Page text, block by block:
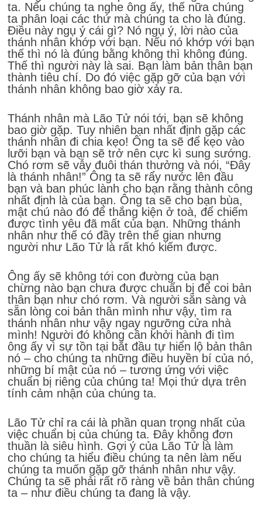
ta. Nếu chúng ta nghe ông ấy, thế nữa chúng
ta phân loại các thứ mà chúng ta cho là đúng.
Điều này ngụ ý cái gì? Nó ngụ ý, lời nào của
thánh nhân khớp với bạn. Nếu nó khớp với bạn
thế thì nó là đúng bằng không thì không đúng.
Thế thì người này là sai. Bạn làm bản thân bạn
thành tiêu chí. Do đó việc gặp gỡ của bạn với
thánh nhân không bao giờ xảy ra.
Thánh nhân mà Lão Tử nói tới, bạn sẽ không
bao giờ gặp. Tuy nhiên bạn nhất định gặp các
thánh nhân đi chia kẹo! Ông ta sẽ để kẹo vào
lưỡi bạn và bạn sẽ trở nên cực kì sung sướng.
Chó rơm sẽ vẫy đuôi thán thưởng và nói, “Đây
là thánh nhân!” Ông ta sẽ rẩy nước lên đầu
bạn và ban phúc lành cho bạn rằng thành công
nhất định là của bạn. Ông ta sẽ cho bạn bùa,
mật chú nào đó để thắng kiện ở toà, để chiếm
được tình yêu đã mất của bạn. Những thánh
nhân như thế có đầy trên thế gian nhưng
người như Lão Tử là rất khó kiếm được.
Ông ấy sẽ không tới con đường của bạn
chừng nào bạn chưa được chuẩn bị để coi bản
thân bạn như chó rơm. Và người sẵn sàng và
sẵn lòng coi bản thân mình như vậy, tìm ra
thánh nhân như vậy ngay ngưỡng cửa nhà
mình! Người đó không cần khởi hành đi tìm
ông ấy vì sự tồn tại bắt đầu tự hiển lộ bản thân
nó – cho chúng ta những điều huyền bí của nó,
những bí mật của nó – tương ứng với việc
chuẩn bị riêng của chúng ta! Mọi thứ dựa trên
tính cảm nhận của chúng ta.
Lão Tử chỉ ra cái là phần quan trọng nhất của
việc chuẩn bị của chúng ta. Đây không đơn
thuần là siêu hình. Gợi ý của Lão Tử là làm
cho chúng ta hiểu điều chúng ta nên làm nếu
chúng ta muốn gặp gỡ thánh nhân như vậy.
Chúng ta sẽ phải rất rõ ràng về bản thân chúng
ta – như điều chúng ta đang là vậy.